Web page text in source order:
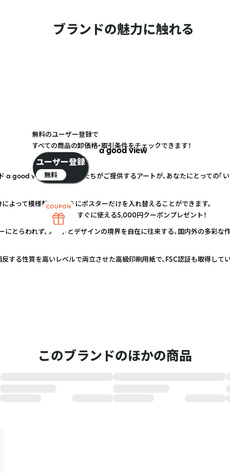
ブランドの魅力に触れる
a good view
good viewです。わたしたちがご提供するアートが、あなたにとっての「い
よって模様替えのようにポスターだけを入れ替えることができます。
とらわれず、アートとデザインの境界を自在に往来する、国内外の多彩な
する性質を高いレベルで両立させた高級印刷用紙で、FSC認証も取得して
このブランドのほかの商品
無料のユーザー登録で
すべての商品の卸価格・取引条件をチェックできます！
ユーザー登録
無料
すぐに使える5,000円クーポンプレゼント！